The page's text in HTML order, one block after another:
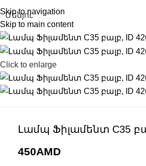
Skip to navigation
Skip to main content
Մենյու
Click to enlarge
Լամպ Ֆիլամենտ C35
450AMD